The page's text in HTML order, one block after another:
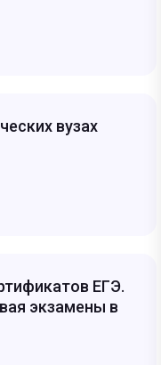
вузах
ЕГЭ.
экзамены в